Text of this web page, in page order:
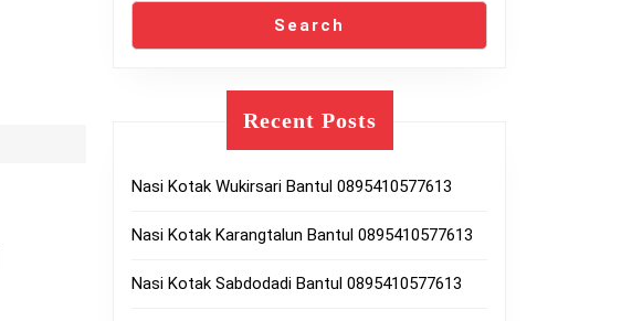
Search
Recent Posts
Nasi Kotak Wukirsari Bantul 0895410577613
Nasi Kotak Karangtalun Bantul 0895410577613
Nasi Kotak Sabdodadi Bantul 0895410577613